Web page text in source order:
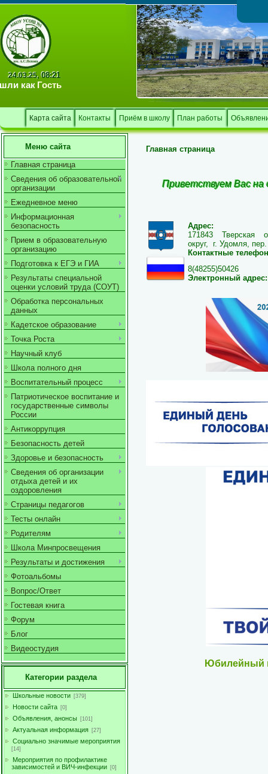
24.03.25, 08:21
как Гость
Карта сайта Контакты Приём в школу План работы
Меню сайта
Главная страница
Сведения об образовательной
организации
Ежедневное меню
Информационная
безопасность
Прием в образовательную
организацию
Подготовка к ЕГЭ и ГИА
Результаты специальной
оценки условий труда (СОУТ)
Обработка персональных
данных
Кадетское образование
Точка Роста
Научный клуб
Школа полного дня
Воспитательный процесс
Патриотическое воспитание и
государственные символы
России
Антикоррупция
Безопасность детей
Здоровье и безопасность
Сведения об организации
отдыха детей и их
оздоровления
Страницы педагогов
Тесты онлайн
Родителям
Школа Минпросвещения
Результаты и достижения
Фотоальбомы
Вопрос/Ответ
Гостевая книга
Форум
Блог
Видеостудия
Категории раздела
Школьные новости [379]
Новости сайта [0]
Объявления, анонсы [101]
Актуальная информация [27]
Социально значимые мероприятия
[14]
Мероприятия по профилактике
зависимостей и ВИЧ-инфекции [0]
Главная страница
Приветствуем Вас на
Адрес:
171843 Тверская
округ, г. Удомля,
Контактные
8(48255)50426
Электронный адрес:
Юбилейный